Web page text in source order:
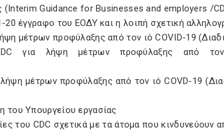
(Interim Guidance for Businesses and employers /
έγγραφο του ΕΟΔΥ και η λοιπή σχετική
μέτρων προφύλαξης από τον ιό COVID-19
για λήψη μέτρων προφύλαξης από τον
μέτρων προφύλαξης από τον ιό COVD-19
Υπουργείου εργασίας
του CDC σχετικά με τα άτομα που